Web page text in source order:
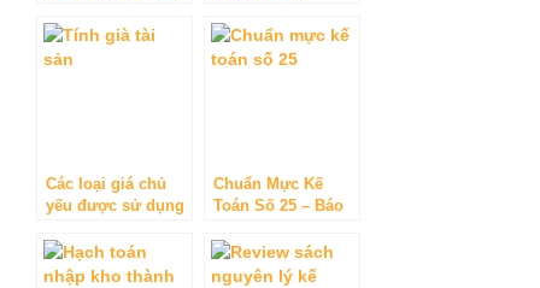
chuẩn nhất
Các loại giá chủ
yếu được sử dụng
Chuẩn Mực Kế
Toán Số 25 – Báo
nhất và kế toán
khoản đầu tư vào